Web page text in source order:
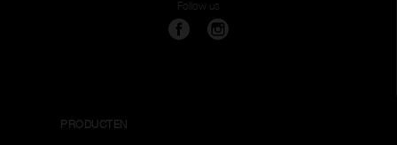
Follow us
PRODUCTEN